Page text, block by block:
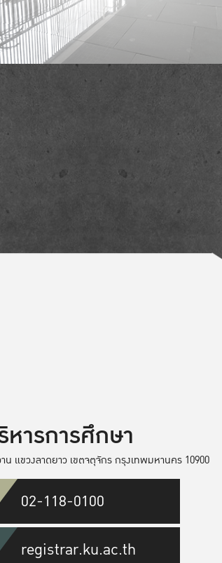
ารการศึกษา
น แขวงลาดยาว เขตจตุจักร กรุงเทพมหานคร 10900
02-118-0100
registrar.ku.ac.th